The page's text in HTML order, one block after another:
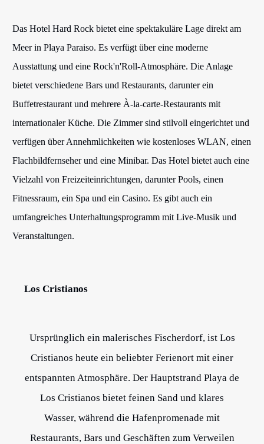
Das Hotel Hard Rock bietet eine spektakuläre Lage direkt am
Meer in Playa Paraiso. Es verfügt über eine moderne
Ausstattung und eine Rock'n'Roll-Atmosphäre. Die Anlage
bietet verschiedene Bars und Restaurants, darunter ein
Buffetrestaurant und mehrere À-la-carte-Restaurants mit
internationaler Küche. Die Zimmer sind stilvoll eingerichtet und
verfügen über Annehmlichkeiten wie kostenloses WLAN, einen
Flachbildfernseher und eine Minibar. Das Hotel bietet auch eine
Vielzahl von Freizeiteinrichtungen, darunter Pools, einen
Fitnessraum, ein Spa und ein Casino. Es gibt auch ein
umfangreiches Unterhaltungsprogramm mit Live-Musik und
Veranstaltungen.
Los Cristianos
Ursprünglich ein malerisches Fischerdorf, ist Los
Cristianos heute ein beliebter Ferienort mit einer
entspannten Atmosphäre. Der Hauptstrand Playa de
Los Cristianos bietet feinen Sand und klares
Wasser, während die Hafenpromenade mit
Restaurants, Bars und Geschäften zum Verweilen